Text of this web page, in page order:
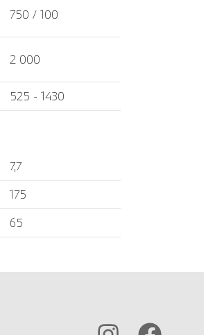
750 / 100
2 000
525 - 1430
7,7
175
65